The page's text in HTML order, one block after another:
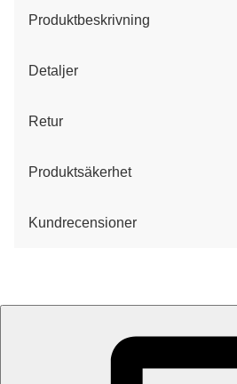
Produktbeskrivning
Detaljer
Retur
Produktsäkerhet
Kundrecensioner